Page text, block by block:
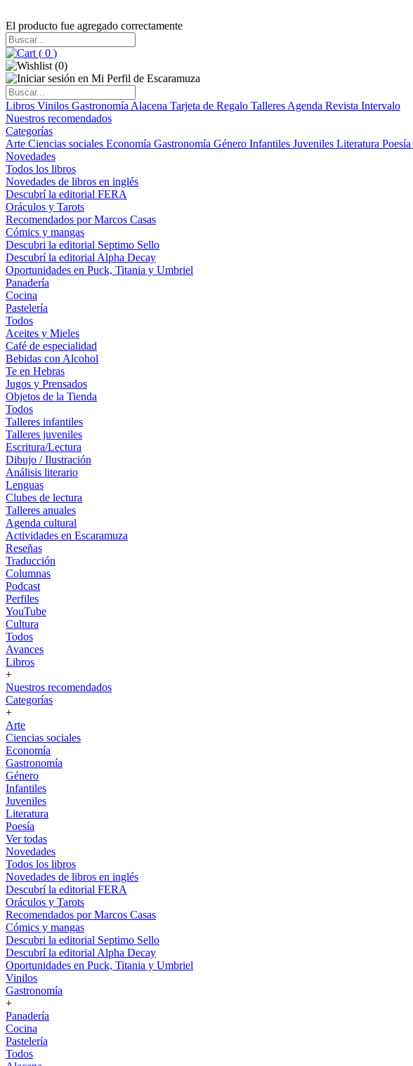
El producto fue agregado correctamente
( 0 )
(0)
Libros Vinilos Gastronomía Alacena Tarjeta de Regalo Talleres Agenda Revista Intervalo
Nuestros recomendados
Categorías
Arte Ciencias sociales Economía Gastronomía Género Infantiles Juveniles Literatura Poesía
Novedades
Todos los libros
Novedades de libros en inglés
Descubrí la editorial FERA
Oráculos y Tarots
Recomendados por Marcos Casas
Cómics y mangas
Descubri la editorial Septimo Sello
Descubrí la editorial Alpha Decay
Oportunidades en Puck, Titania y Umbriel
Panadería
Cocina
Pastelería
Todos
Aceites y Mieles
Café de especialidad
Bebidas con Alcohol
Te en Hebras
Jugos y Prensados
Objetos de la Tienda
Todos
Talleres infantiles
Talleres juveniles
Escritura/Lectura
Dibujo / Ilustración
Análisis literario
Lenguas
Clubes de lectura
Talleres anuales
Agenda cultural
Actividades en Escaramuza
Reseñas
Traducción
Columnas
Podcast
Perfiles
YouTube
Cultura
Todos
Avances
Libros
+
Nuestros recomendados
Categorías
+
Arte
Ciencias sociales
Economía
Gastronomía
Género
Infantiles
Juveniles
Literatura
Poesía
Ver todas
Novedades
Todos los libros
Novedades de libros en inglés
Descubrí la editorial FERA
Oráculos y Tarots
Recomendados por Marcos Casas
Cómics y mangas
Descubri la editorial Septimo Sello
Descubrí la editorial Alpha Decay
Oportunidades en Puck, Titania y Umbriel
Vinilos
Gastronomía
+
Panadería
Cocina
Pastelería
Todos